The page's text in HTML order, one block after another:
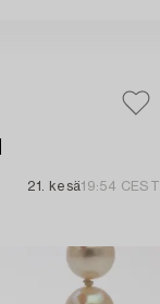
21. kesä19:54 CEST